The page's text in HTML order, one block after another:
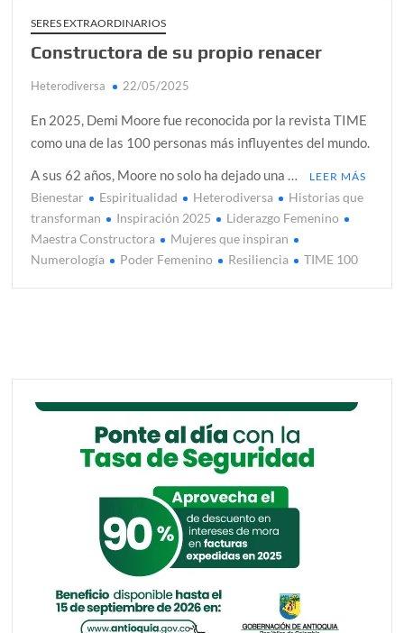
SERES EXTRAORDINARIOS
Constructora de su propio renacer
Heterodiversa 22/05/2025
En 2025, Demi Moore fue reconocida por la revista TIME
como una de las 100 personas más influyentes del mundo.
A sus 62 años, Moore no solo ha dejado una …
LEER MÁS
Bienestar Espiritualidad Heterodiversa
Historias que
transforman
Inspiración 2025
Liderazgo Femenino
Maestra Constructora
Mujeres que inspiran
Numerología
Poder Femenino Resiliencia TIME 100